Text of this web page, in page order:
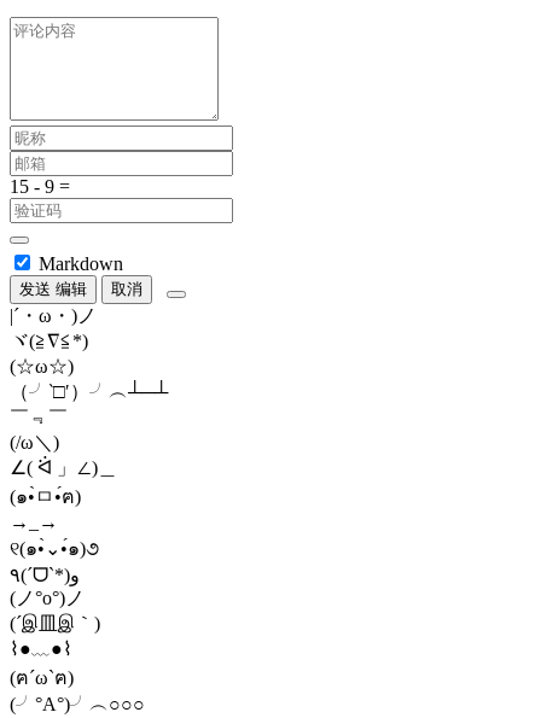
Markdown
发送 编辑 取消
|´・ω・)ノ
ヾ(≧∇≦*)ゝ
(☆ω☆)
（╯‵□′）╯︵┴─┴
￣﹃￣
(/ω＼)
∠( ᐛ 」∠)＿
(๑•̀ㅁ•́ฅ)
→_→
୧(๑•̀⌄•́๑)૭
٩(ˊᗜˋ*)و
(ノ°ο°)ノ
(´இ皿இ｀)
⌇●﹏●⌇
(ฅ´ω`ฅ)
(╯°A°)╯︵○○○